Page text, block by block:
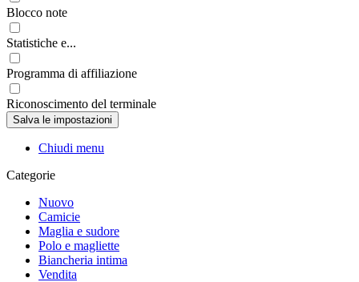
Blocco note
Statistiche e...
Programma di affiliazione
Riconoscimento del terminale
Chiudi menu
Categorie
Nuovo
Camicie
Maglia e sudore
Polo e magliette
Biancheria intima
Vendita